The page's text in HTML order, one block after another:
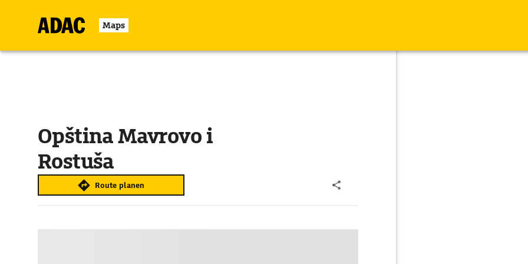
Maps
Opština Mavrovo i
Rostuša
Route planen